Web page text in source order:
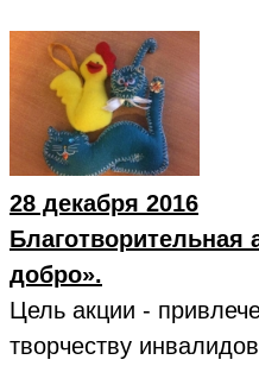
28 декабря 2016
Благотворительная
добро».
Цель акции -
творчеству